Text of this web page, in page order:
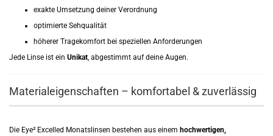
exakte Umsetzung deiner Verordnung
optimierte Sehqualität
höherer Tragekomfort bei speziellen Anforderungen
Jede Linse ist ein Unikat, abgestimmt auf deine Augen.
Materialeigenschaften – komfortabel & zuverlässig
Die Eye² Excelled Monatslinsen bestehen aus einem hochwertigen,